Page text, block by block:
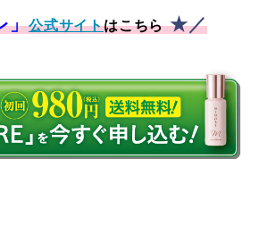
」公式サイトはこちら★／